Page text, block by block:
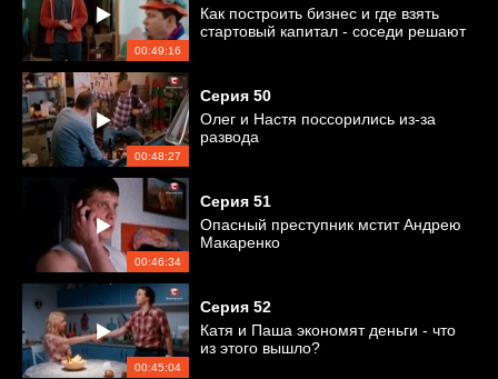
00:49:16
Как построить бизнес и где взять
стартовый капитал - соседи решают
00:48:27
Серия 50
Олег и Настя поссорились из-за
развода
00:46:34
Серия 51
Опасный преступник мстит Андрею
Макаренко
00:45:04
Серия 52
Катя и Паша экономят деньги - что
из этого вышло?